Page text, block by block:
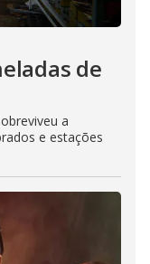
de
a
e estações